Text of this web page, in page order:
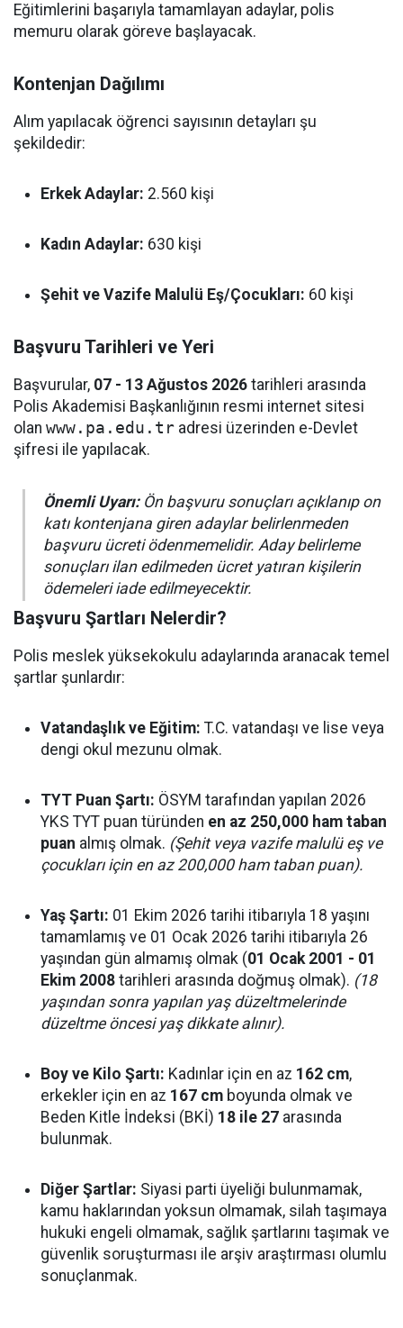
Eğitimlerini başarıyla tamamlayan adaylar, polis
memuru olarak göreve başlayacak.
Kontenjan Dağılımı
Alım yapılacak öğrenci sayısının detayları şu
şekildedir:
Erkek Adaylar: 2.560 kişi
Kadın Adaylar: 630 kişi
Şehit ve Vazife Malulü Eş/Çocukları: 60 kişi
Başvuru Tarihleri ve Yeri
Başvurular, 07 - 13 Ağustos 2026 tarihleri arasında
Polis Akademisi Başkanlığının resmi internet sitesi
olan www.pa.edu.tr adresi üzerinden e-Devlet
şifresi ile yapılacak.
Önemli Uyarı:Ön başvuru sonuçları açıklanıp on
katı kontenjana giren adaylar belirlenmeden
başvuru ücreti ödenmemelidir. Aday belirleme
sonuçları ilan edilmeden ücret yatıran kişilerin
ödemeleri iade edilmeyecektir.
Başvuru Şartları Nelerdir?
Polis meslek yüksekokulu adaylarında aranacak temel
şartlar şunlardır:
Vatandaşlık ve Eğitim: T.C. vatandaşı ve lise veya
dengi okul mezunu olmak.
TYT Puan Şartı: ÖSYM tarafından yapılan 2026
YKS TYT puan türünden en az 250,000 ham taban
puan almış olmak. (Şehit veya vazife malulü eş ve
çocukları için en az 200,000 ham taban puan).
Yaş Şartı: 01 Ekim 2026 tarihi itibarıyla 18 yaşını
tamamlamış ve 01 Ocak 2026 tarihi itibarıyla 26
yaşından gün almamış olmak (01 Ocak 2001 - 01
Ekim 2008 tarihleri arasında doğmuş olmak). (18
yaşından sonra yapılan yaş düzeltmelerinde
düzeltme öncesi yaş dikkate alınır).
Boy ve Kilo Şartı: Kadınlar için en az 162 cm,
erkekler için en az 167 cm boyunda olmak ve
Beden Kitle İndeksi (BKİ) 18 ile 27 arasında
bulunmak.
Diğer Şartlar: Siyasi parti üyeliği bulunmamak,
kamu haklarından yoksun olmamak, silah taşımaya
hukuki engeli olmamak, sağlık şartlarını taşımak ve
güvenlik soruşturması ile arşiv araştırması olumlu
sonuçlanmak.